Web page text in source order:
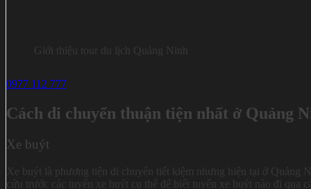
Giới thiệu tour du lịch Quảng Ninh
0977 112 777
Cách di chuyển thuận tiện nhất ở Quảng
Xe buýt
Xe buýt là phương tiện di chuyển tiết kiệm nhưng hiện tại ở Quảng
cứu trước các tuyến xe buýt cụ thể để biết tuyến xe buýt nào đi